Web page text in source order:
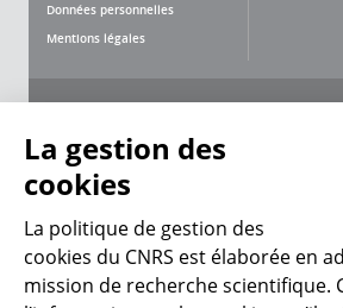
Données personnelles
Mentions légales
CNRS Le Mag
La gestion des
cookies
La politique de gestion des
cookies du CNRS est élaborée en
mission de recherche scientifique.